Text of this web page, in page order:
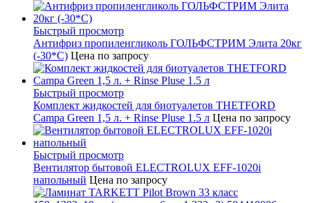
Быстрый просмотр
Антифриз пропиленгликоль ГОЛЬФСТРИМ Элита 20кг
(-30*С) Цена по запросу
Быстрый просмотр
Комплект жидкостей для биотуалетов THETFORD
Campa Green 1,5 л. + Rinse Pluse 1.5 л Цена по запросу
Быстрый просмотр
Вентилятор бытовой ELECTROLUX EFF-1020i
напольный Цена по запросу